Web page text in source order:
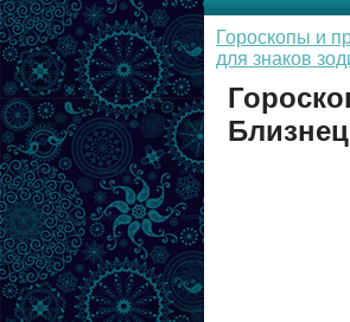
Гороскопы и
для знаков